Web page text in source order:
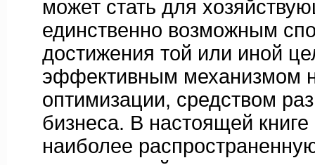
может стать для
единственно возможным
достижения той или иной
эффективным механизмом
оптимизации, средством
бизнеса. В настоящей
наиболее